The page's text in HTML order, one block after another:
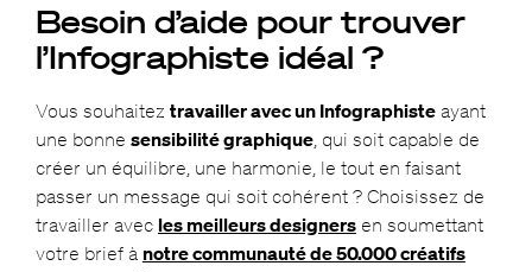
Besoin d’aide pour trouver
l’Infographiste idéal ?
Vous souhaitez travailler avec un Infographisteayant
une bonne sensibilité graphique, qui soit capable de
créer un équilibre, une harmonie, le tout en faisant
passer un message qui soit cohérent ? Choisissez de
travailler avec les meilleurs designersen soumettant
votre brief à notre communauté de 50.000 créatifs